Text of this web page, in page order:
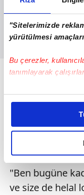
"Sitelerimizde
yürütülmesi
Bu çerezler,
tanımlayarak
Bu çerezlere izin
daha iyi reklam
amacımızın size
olduğunu ve sizlere
elimizden gelen
reklamların
kalemimiz olduğunu
ÇOCUKLARIYLA
Kazada
Alper, kentte
gecesi
sözlerle dile
"Ben bugüne
ve size de helal